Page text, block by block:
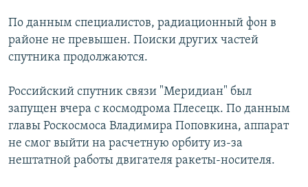
ПОДПИШИТЕСЬ НА РАССЫЛКУ
Все сайты РСЕ/РС
По данным специалистов, радиационный фон в
районе не превышен. Поиски других частей
спутника продолжаются.
Российский спутник связи "Меридиан" был
запущен вчера с космодрома Плесецк. По данным
главы Роскосмоса Владимира Поповкина, аппарат
не смог выйти на расчетную орбиту из-за
нештатной работы двигателя ракеты-носителя.